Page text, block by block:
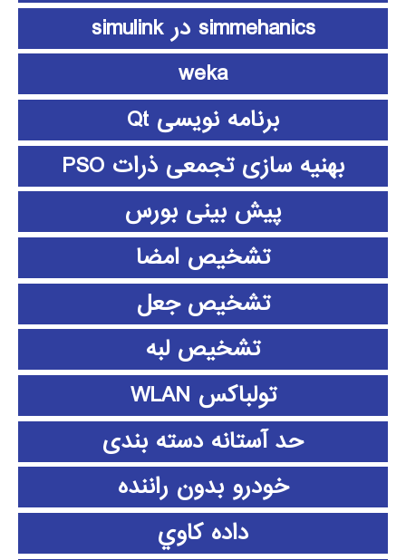
simmehanics در simulink
weka
برنامه نویسی Qt
بهنیه سازی تجمعی ذرات PSO
پیش بینی بورس
تشخیص امضا
تشخیص جعل
تشخیص لبه
تولباکس WLAN
حد آستانه دسته بندی
خودرو بدون راننده
داده كاوي